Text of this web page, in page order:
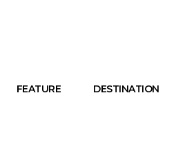
FEATURE DESTINATION